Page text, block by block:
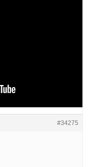
#34275